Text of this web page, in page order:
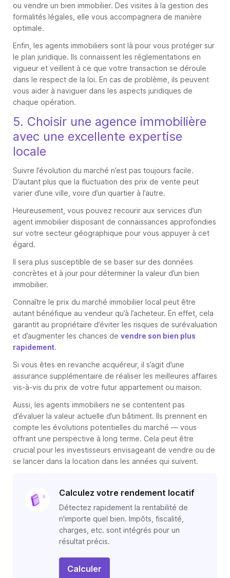
ou vendre un bien immobilier. Des visites à la gestion des
formalités légales, elle vous accompagnera de manière
optimale.
Enfin, les agents immobiliers sont là pour vous protéger sur
le plan juridique. Ils connaissent les réglementations en
vigueur et veillent à ce que votre transaction se déroule
dans le respect de la loi. En cas de problème, ils peuvent
vous aider à naviguer dans les aspects juridiques de
chaque opération.
5. Choisir une agence immobilière
avec une excellente expertise
locale
Suivre l’évolution du marché n’est pas toujours facile.
D’autant plus que la fluctuation des prix de vente peut
varier d’une ville, voire d’un quartier à l’autre.
Heureusement, vous pouvez recourir aux services d’un
agent immobilier disposant de connaissances approfondies
sur votre secteur géographique pour vous appuyer à cet
égard.
Il sera plus susceptible de se baser sur des données
concrètes et à jour pour déterminer la valeur d’un bien
immobilier.
Connaître le prix du marché immobilier local peut être
autant bénéfique au vendeur qu’à l’acheteur. En effet, cela
garantit au propriétaire d’éviter les risques de surévaluation
et d’augmenter les chances de vendre son bien plus
rapidement.
Si vous êtes en revanche acquéreur, il s’agit d’une
assurance supplémentaire de réaliser les meilleures affaires
vis-à-vis du prix de votre futur appartement ou maison.
Aussi, les agents immobiliers ne se contentent pas
d’évaluer la valeur actuelle d’un bâtiment. Ils prennent en
compte les évolutions potentielles du marché — vous
offrant une perspective à long terme. Cela peut être
crucial pour les investisseurs envisageant de vendre ou de
se lancer dans la location dans les années qui suivent.
Calculez votre rendement locatif
Détectez rapidement la rentabilité de
n'importe quel bien. Impôts, fiscalité,
charges, etc. sont intégrés pour un
résultat précis.
Calculer